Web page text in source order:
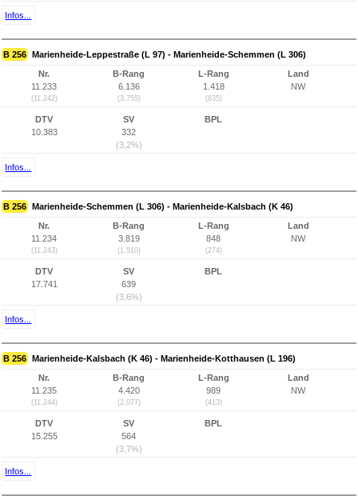
Infos...
B 256 Marienheide-Leppestraße (L 97) - Marienheide-Schemmen (L 306)
Nr.
11.233
(11.242)
B-Rang
6.136
(3.755)
L-Rang
1.418
(835)
Land
NW
DTV
10.383
SV
332
(3,2%)
BPL
Infos...
B 256 Marienheide-Schemmen (L 306) - Marienheide-Kalsbach (K 46)
Nr.
11.234
(11.243)
B-Rang
3.819
(1.510)
L-Rang
848
(274)
Land
NW
DTV
17.741
SV
639
(3,6%)
BPL
Infos...
B 256 Marienheide-Kalsbach (K 46) - Marienheide-Kotthausen (L 196)
Nr.
11.235
(11.244)
B-Rang
4.420
(2.077)
L-Rang
989
(413)
Land
NW
DTV
15.255
SV
564
(3,7%)
BPL
Infos...